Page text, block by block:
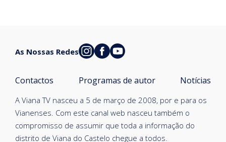
A Viana TV nasceu a 5 de março de 2008, por e para os
Vianenses. Com este canal web nasceu também o
compromisso de assumir que toda a informação do
distrito de Viana do Castelo chegue a todos.
Contactos Programas de autor Notícias
As Nossas Redes